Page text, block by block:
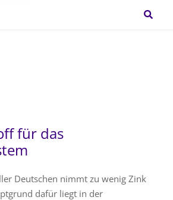
für das
Deutschen nimmt zu wenig Zink
dafür liegt in der